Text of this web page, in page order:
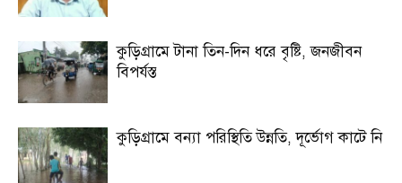
কুড়িগ্রামে টানা তিন-দিন ধরে বৃষ্টি, জনজীবন
বিপর্যস্ত
কুড়িগ্রামে বন্যা পরিস্থিতি উন্নতি, দূর্ভোগ কাটে নি